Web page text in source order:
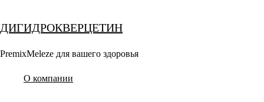
к
содержимому
ДИГИДРОКВЕРЦЕТИН
PremixMeleze для вашего здоровья
О компании